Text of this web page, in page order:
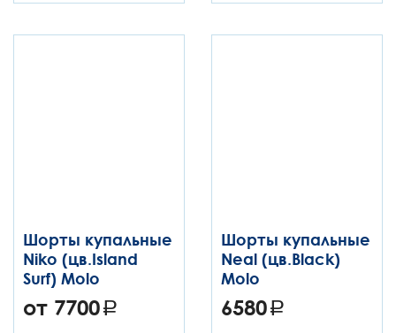
Шорты купальные
Niko (цв.Island
Surf) Molo
от 7700
Шорты купальные
Neal (цв.Black)
Molo
6580